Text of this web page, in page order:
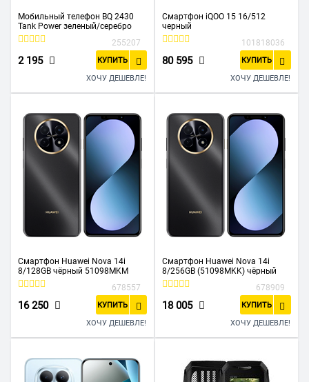
Мобильный телефон BQ 2430
Tank Power зеленый/серебро
255207
2 195 КУПИТЬ
ХОЧУ ДЕШЕВЛЕ!
Смартфон iQOO 15 16/512
черный
101818036
80 595 КУПИТЬ
ХОЧУ ДЕШЕВЛЕ!
Смартфон Huawei Nova 14i
8/128GB чёрный 51098MKM
678557
16 250 КУПИТЬ
ХОЧУ ДЕШЕВЛЕ!
Смартфон Huawei Nova 14i
8/256GB (51098MKK) чёрный
678909
18 005 КУПИТЬ
ХОЧУ ДЕШЕВЛЕ!